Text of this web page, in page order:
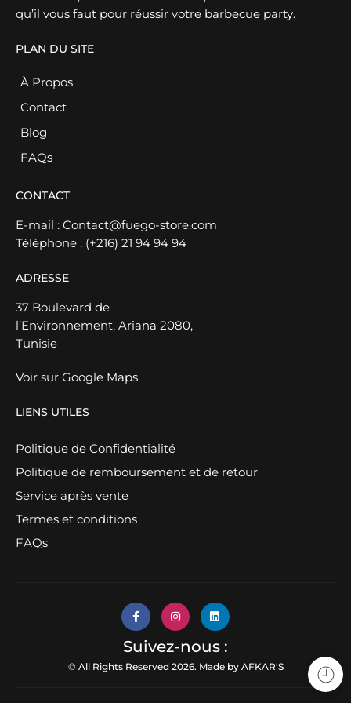
qu’il vous faut pour réussir votre barbecue party.
PLAN DU SITE
À Propos
Contact
Blog
FAQs
CONTACT
E-mail : Contact@fuego-store.com
Téléphone : (+216) 21 94 94 94
ADRESSE
37 Boulevard de
l’Environnement, Ariana 2080,
Tunisie
Voir sur Google Maps
LIENS UTILES
Politique de Confidentialité
Politique de remboursement et de retour
Service après vente
Termes et conditions
FAQs
© All Rights Reserved 2026. Made by AFKAR'S
Suivez-nous :